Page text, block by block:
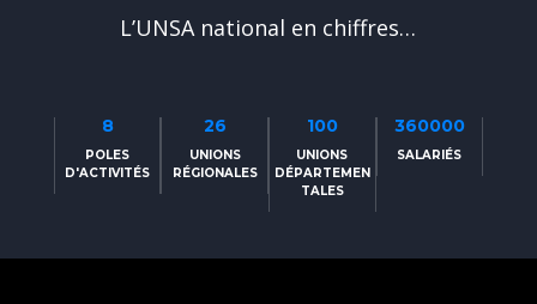
L’UNSA national en chiffres…
8
POLES
D'ACTIVITÉS
26
UNIONS
RÉGIONALES
100
UNIONS
DÉPARTEMEN
TALES
360000
SALARIÉS